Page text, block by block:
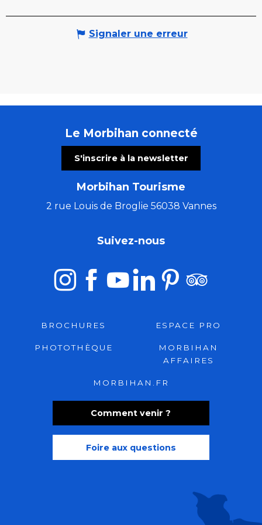
Signaler une erreur
Le Morbihan connecté
S'inscrire à la newsletter
Morbihan Tourisme
2 rue Louis de Broglie 56038 Vannes
Comment venir ?
Foire aux questions
Suivez-nous
BROCHURES ESPACE PRO
PHOTOTHÈQUE
MORBIHAN
AFFAIRES
MORBIHAN.FR